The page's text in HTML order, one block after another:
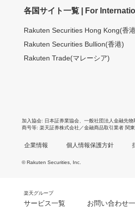
各国サイト一覧 | For
Rakuten Securities Hong Kong(香
Rakuten Securities Bullion(香港)
Rakuten Trade(マレーシア)
加入協会 日本証券業協会 一般社団法人金融先物
商号等 楽天証券株式会社／金融商品取引業者 関
企業情報 個人情報保護方針
© Rakuten Securities, Inc.
楽天グループ
サービス一覧 お問い合わせ